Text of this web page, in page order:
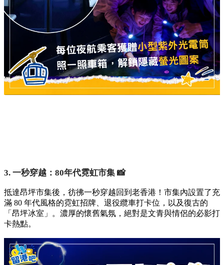
3. 一秒穿越：80年代霓虹市集 📸
抵達昂坪市集後，彷彿一秒穿越回到老香港！市集內設置了充
滿 80 年代風格的霓虹招牌、退役纜車打卡位，以及復古的
「昂坪冰室」。濃厚的懷舊氣氛，絕對是文青與情侶的必影打
卡熱點。